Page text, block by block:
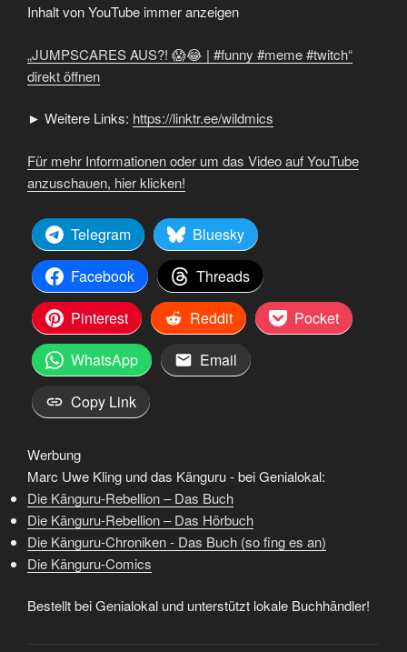
#twitch“
von
anzeigen
Inhalt von YouTube immer anzeigen
„JUMPSCARES AUS?! 😱😂 | #funny #meme #twitch“
direkt öffnen
► Weitere Links: https://linktr.ee/wildmics
Für mehr Informationen oder um das Video auf YouTube
anzuschauen, hier klicken!
Telegram
Bluesky
Facebook
Threads
Pinterest
Reddit
Pocket
WhatsApp
Email
Copy Link
Werbung
Marc Uwe Kling und das Känguru - bei Genialokal:
Die Känguru-Rebellion – Das Buch
Die Känguru-Rebellion – Das Hörbuch
Die Känguru-Chroniken - Das Buch (so fing es an)
Die Känguru-Comics
Bestellt bei Genialokal und unterstützt lokale Buchhändler!